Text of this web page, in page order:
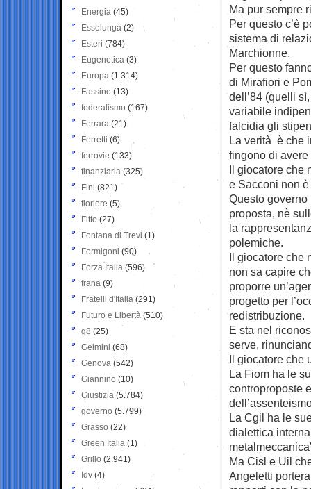
Ma pur sempre
Per questo c’è
sistema di
Marchionne.
Per questo
di Mirafiori e
dell’84 (quelli
variabile
falcidia gli
La verità è che
fingono di
Il giocatore che
e Sacconi non
Questo
proposta, nè
la
polemiche.
Il giocatore che
non sa capire
proporre
progetto per
redistribuzione.
E sta nel
serve,
Il giocatore che
La Fiom ha le
controproposte
La Cgil ha le
dialettica
Ma Cisl e Uil
Angeletti
Energia (45)
Esselunga (2)
Esteri (784)
Eugenetica (3)
Europa (1.314)
Fassino (13)
federalismo (167)
Ferrara (21)
Ferretti (6)
ferrovie (133)
finanziaria (325)
Fini (821)
fioriere (5)
Fitto (27)
Fontana di Trevi (1)
Formigoni (90)
Forza Italia (596)
frana (9)
Fratelli d'Italia (291)
Futuro e Libertà (510)
g8 (25)
Gelmini (68)
Genova (542)
Giannino (10)
Giustizia (5.784)
governo (5.799)
Grasso (22)
Green Italia (1)
Grillo (2.941)
Idv (4)